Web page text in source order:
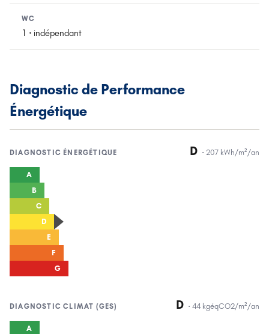
WC
1 · indépendant
Diagnostic de Performance
Énergétique
DIAGNOSTIC ÉNERGÉTIQUE D · 207 kWh/m²/an
A
B
C
D
E
F
G
DIAGNOSTICCLIMAT (GES) D · 44 kgéqCO2/m²/an
A